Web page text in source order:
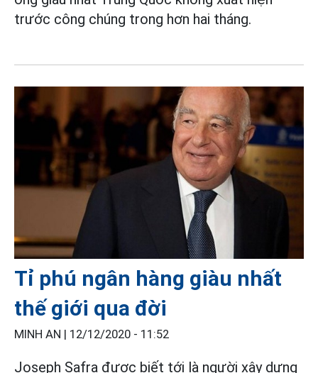
trước công chúng trong hơn hai tháng.
Tỉ phú ngân hàng giàu nhất
thế giới qua đời
MINH AN | 12/12/2020 - 11:52
Joseph Safra được biết tới là người xây dựng